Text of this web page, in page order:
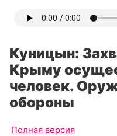
Куницын:
Крыму
человек.
обороны
Полная версия